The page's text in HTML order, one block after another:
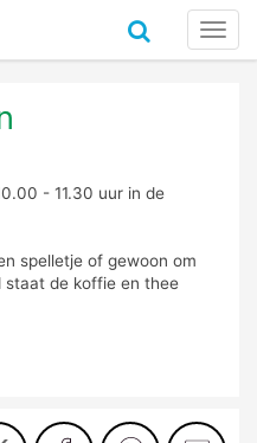
- 11.30 uur in de
spelletje of gewoon om
staat de koffie en thee